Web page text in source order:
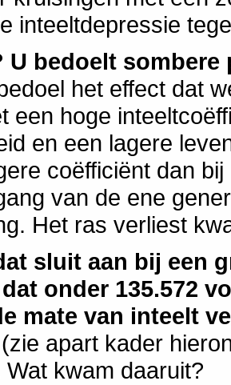
inteeltdepressie
U bedoelt sombere
het effect dat
een hoge
en een lagere
coëfficiënt dan
van de ene
Het ras verliest
sluit aan bij een
onder 135.572
mate van inteelt
(zie apart kader
kwam daaruit?